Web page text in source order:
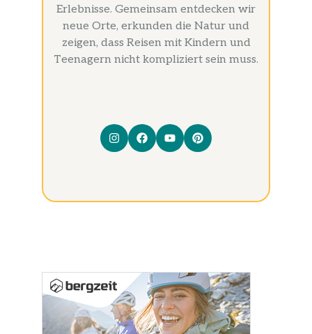
Erlebnisse. Gemeinsam entdecken wir
neue Orte, erkunden die Natur und
zeigen, dass Reisen mit Kindern und
Teenagern nicht kompliziert sein muss.